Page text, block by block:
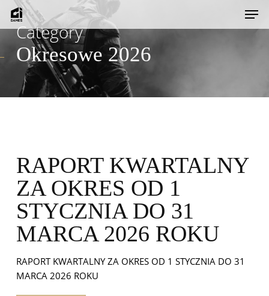
Skip
main
content
Category
Okresowe 2026
RAPORT KWARTALNY
ZA OKRES OD 1
STYCZNIA DO 31
MARCA 2026 ROKU
RAPORT KWARTALNY ZA OKRES OD 1 STYCZNIA DO 31
MARCA 2026 ROKU